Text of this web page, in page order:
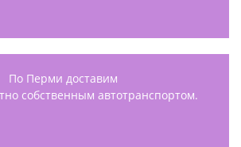
По Перми доставим
собственным автотранспортом.